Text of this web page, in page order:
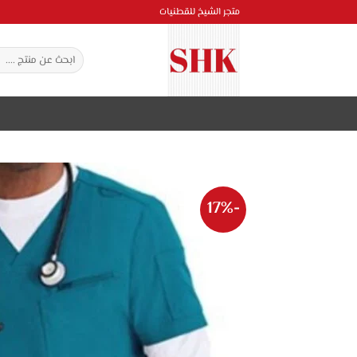
للمحتوى
متجر الشيخ للقطنيات
البحث
عن:
-17%